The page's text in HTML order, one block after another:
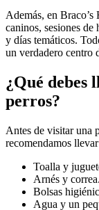
Además, en Braco’s
caninos, sesiones
y días temáticos.
un verdadero centro
¿Qué debes
perros?
Antes de visitar una
recomendamos
Toalla y
Arnés y correa.
Bolsas
Agua y un